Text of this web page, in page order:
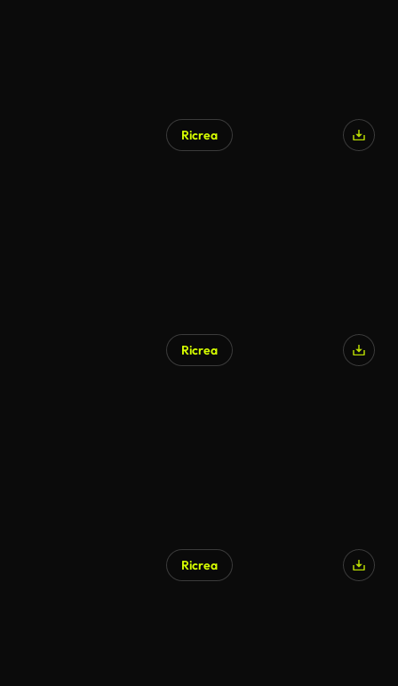
Ricrea
Ricrea
Ricrea